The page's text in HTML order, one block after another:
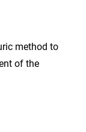
method to
of the